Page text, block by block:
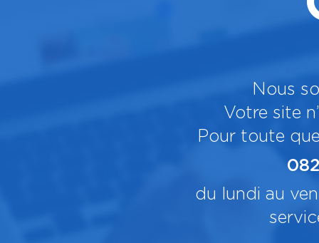
Nous
Votre site
Pour toute
du lundi au